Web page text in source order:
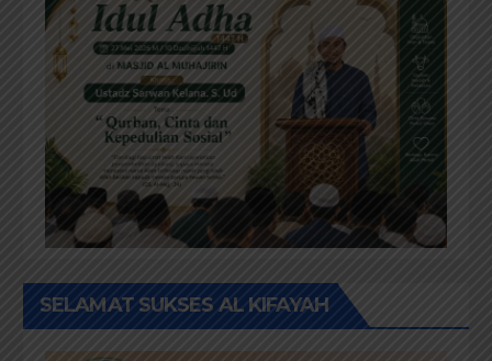
SELAMAT SUKSES AL KIFAYAH